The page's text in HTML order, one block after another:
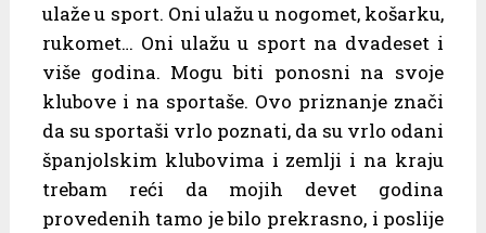
ulaže u sport. Oni ulažu u nogomet, košarku,
rukomet… Oni ulažu u sport na dvadeset i
više godina. Mogu biti ponosni na svoje
klubove i na sportaše. Ovo priznanje znači
da su sportaši vrlo poznati, da su vrlo odani
španjolskim klubovima i zemlji i na kraju
trebam reći da mojih devet godina
provedenih tamo je bilo prekrasno, i poslije